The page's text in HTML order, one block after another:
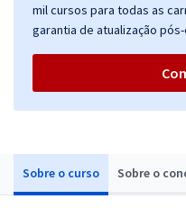
Sobre o curso Sobre o
mil cursos para todas as
garantia de atualização